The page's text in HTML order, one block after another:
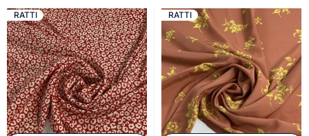
RATTI RATTI